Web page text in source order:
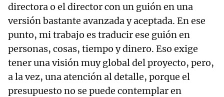
directora o el director con un guión en una
versión bastante avanzada y aceptada. En ese
punto, mi trabajo es traducir ese guión en
personas, cosas, tiempo y dinero. Eso exige
tener una visión muy global del proyecto, pero,
a la vez, una atención al detalle, porque el
presupuesto no se puede contemplar en